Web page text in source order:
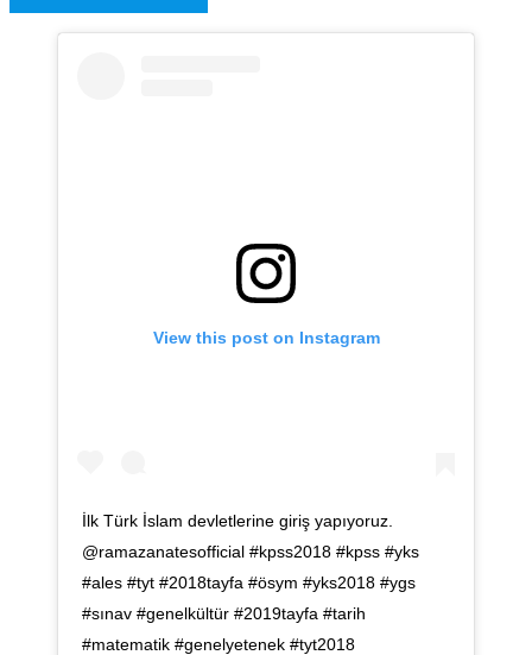
View this post on Instagram
İlk Türk İslam devletlerine giriş yapıyoruz.
@ramazanatesofficial #kpss2018 #kpss #yks
#ales #tyt #2018tayfa #ösym #yks2018 #ygs
#sınav #genelkültür #2019tayfa #tarih
#matematik #genelyetenek #tyt2018